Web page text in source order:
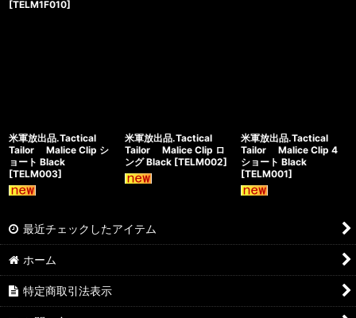
[TELM1F010]
米軍放出品.Tactical
Tailor Malice Clip シ
ョート Black
[TELM003]
米軍放出品.Tactical
Tailor Malice Clip ロ
ング Black [TELM002]
米軍放出品.Tactical
Tailor Malice Clip 4
ショート Black
[TELM001]
最近チェックしたアイテム
ホーム
特定商取引法表示